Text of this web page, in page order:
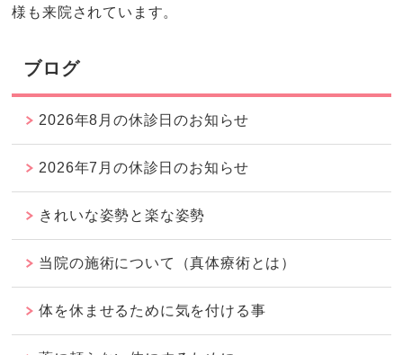
様も来院されています。
ブログ
2026年8月の休診日のお知らせ
2026年7月の休診日のお知らせ
きれいな姿勢と楽な姿勢
当院の施術について（真体療術とは）
体を休ませるために気を付ける事